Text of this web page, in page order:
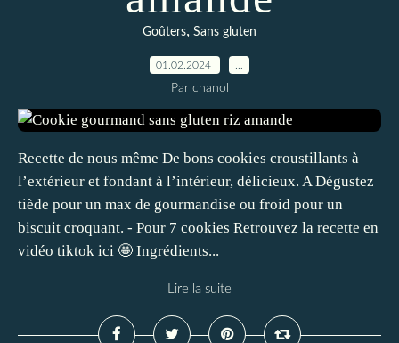
Goûters, Sans gluten
01.02.2024
Par chanol
Recette de nous même De bons cookies croustillants à
l’extérieur et fondant à l’intérieur, délicieux. A Dégustez
tiède pour un max de gourmandise ou froid pour un
biscuit croquant. - Pour 7 cookies Retrouvez la recette en
vidéo tiktok ici 🤩 Ingrédients...
Lire la suite